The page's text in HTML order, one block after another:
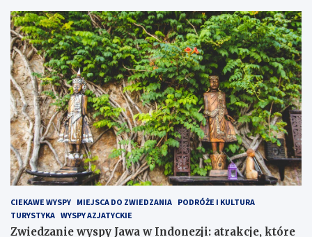
e
n
a
P
ó
ł
w
y
s
p
i
e
H
e
s
k
i
CIEKAWE WYSPY MIEJSCA DO ZWIEDZANIA PODRÓŻE I KULTURA
TURYSTYKA WYSPY AZJATYCKIE
Zwiedzanie wyspy Jawa w Indonezji: atrakcje, które